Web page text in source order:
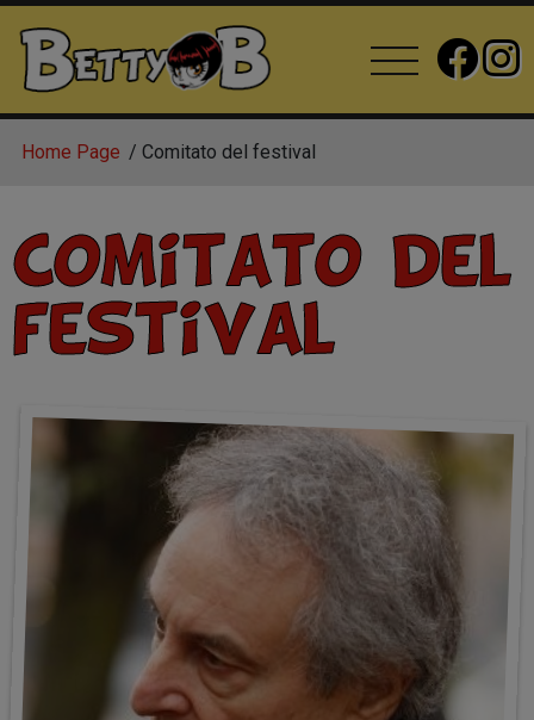
Home Page Comitato del festival
Comitato del
festival